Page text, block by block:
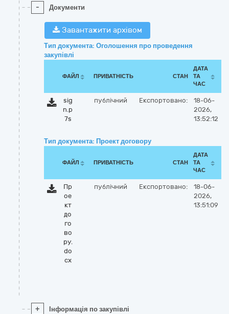
- Документи
Завантажити архівом
Тип документа: Оголошення про проведення
закупівлі
ФАЙЛ ПРИВАТНІСТЬ СТАН
ДАТА
ТА
ЧАС
sig
n.p
7s
публічний Експортовано:
18-06-
2026,
13:52:12
Тип документа: Проект договору
ФАЙЛ ПРИВАТНІСТЬ СТАН
ДАТА
ТА
ЧАС
Пр
ое
кт
до
го
во
ру.
do
cx
публічний Експортовано:
18-06-
2026,
13:51:09
+ Інформація по закупівлі